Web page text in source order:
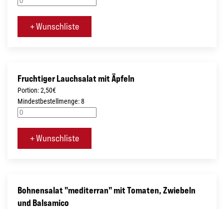
+ Wunschliste
Fruchtiger Lauchsalat mit Äpfeln
Portion: 2,50€
Mindestbestellmenge: 8
+ Wunschliste
Bohnensalat "mediterran" mit Tomaten, Zwiebeln
und Balsamico